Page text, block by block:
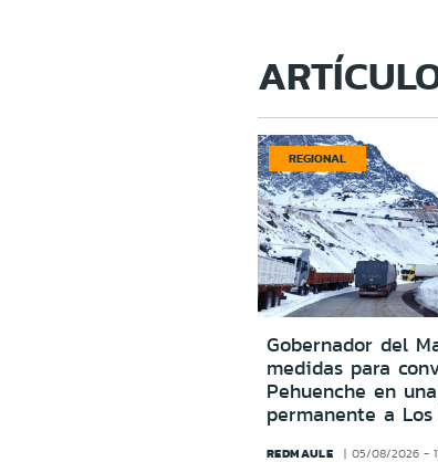
REGIONAL
Gobernador del
medidas para
Pehuenche en
permanente a
REDMAULE 05/08/2026 -